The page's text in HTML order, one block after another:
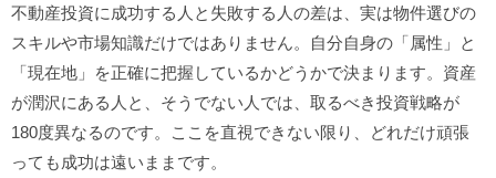
不動産投資に成功する人と失敗する人の差は、実は物件選びの
スキルや市場知識だけではありません。自分自身の「属性」と
「現在地」を正確に把握しているかどうかで決まります。資産
が潤沢にある人と、そうでない人では、取るべき投資戦略が
180度異なるのです。ここを直視できない限り、どれだけ頑張
っても成功は遠いままです。